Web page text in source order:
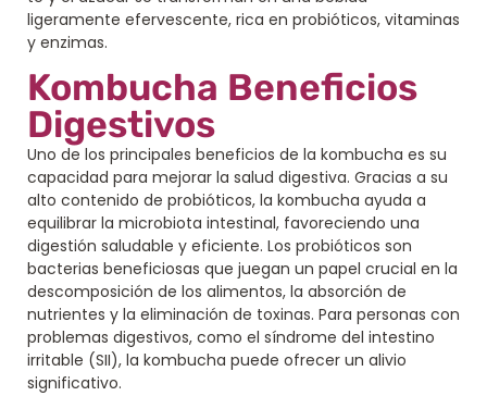
ligeramente efervescente, rica en probióticos, vitaminas
y enzimas.
Kombucha Beneficios
Digestivos
Uno de los principales beneficios de la kombucha es su
capacidad para mejorar la salud digestiva. Gracias a su
alto contenido de probióticos, la kombucha ayuda a
equilibrar la microbiota intestinal, favoreciendo una
digestión saludable y eficiente. Los probióticos son
bacterias beneficiosas que juegan un papel crucial en la
descomposición de los alimentos, la absorción de
nutrientes y la eliminación de toxinas. Para personas con
problemas digestivos, como el síndrome del intestino
irritable (SII), la kombucha puede ofrecer un alivio
significativo.